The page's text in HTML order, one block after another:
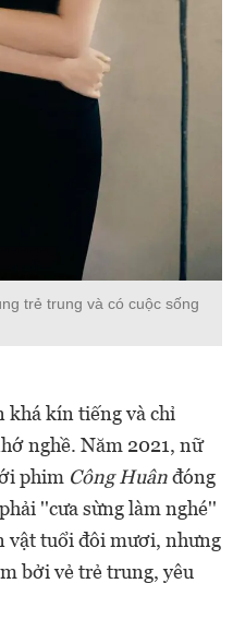
trẻ trung và có cuộc sống
khá kín tiếng và chỉ
nghề. Năm 2021, nữ
phim Công Huânđóng
''cưa sừng làm nghé''
vật tuổi đôi mươi, nhưng
bởi vẻ trẻ trung, yêu